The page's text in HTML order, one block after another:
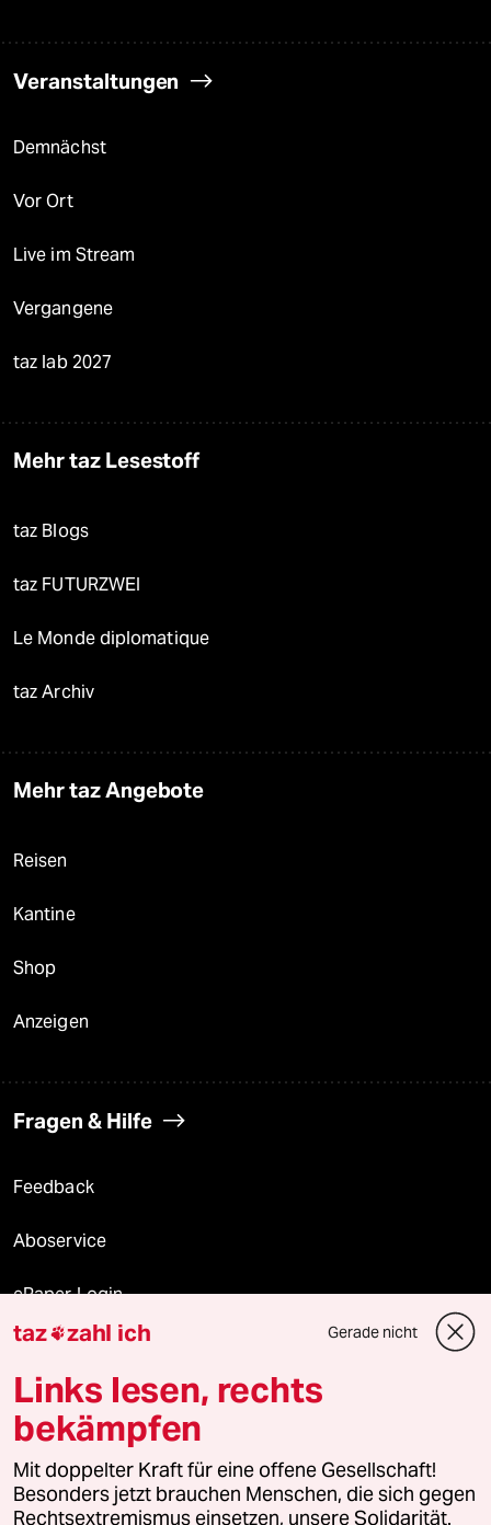
Veranstaltungen
Demnächst
Vor Ort
Live im Stream
Vergangene
taz lab 2027
Mehr taz Lesestoff
taz Blogs
taz FUTURZWEI
Le Monde diplomatique
taz Archiv
Mehr taz Angebote
Reisen
Kantine
Shop
Anzeigen
Fragen & Hilfe
Feedback
Aboservice
ePaper Login
Downloads für Abonnierende
© 2026 taz Verlags und Vertriebs GmbH
Alle Rechte vorbehalten. Bei rechtlichen Fragen oder für Genehmigungen
wenden Sie sich bitte an
lizenzen@taz.de
taz zahl ich Gerade nicht
Links lesen, rechts
bekämpfen
Mit doppelter Kraft für eine offene Gesellschaft!
Besonders jetzt brauchen Menschen, die sich gegen
Rechtsextremismus einsetzen, unsere Solidarität.